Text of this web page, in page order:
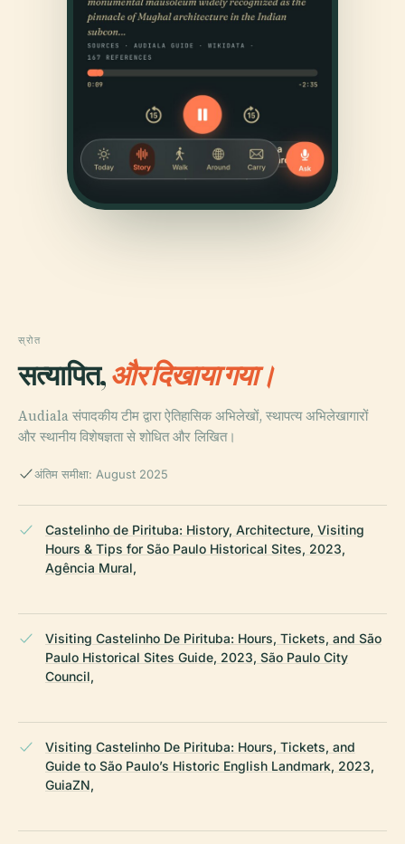
स्रोत
सत्यापित,और दिखाया गया।
Audiala संपादकीय टीम द्वारा ऐतिहासिक अभिलेखों, स्थापत्य अभिलेखागारों
और स्थानीय विशेषज्ञता से शोधित और लिखित।
अंतिम समीक्षा: August 2025
Castelinho de Pirituba: History, Architecture, Visiting
Hours & Tips for São Paulo Historical Sites, 2023,
Agência Mural,
Visiting Castelinho De Pirituba: Hours, Tickets, and São
Paulo Historical Sites Guide, 2023, São Paulo City
Council,
Visiting Castelinho De Pirituba: Hours, Tickets, and
Guide to São Paulo’s Historic English Landmark, 2023,
GuiaZN,